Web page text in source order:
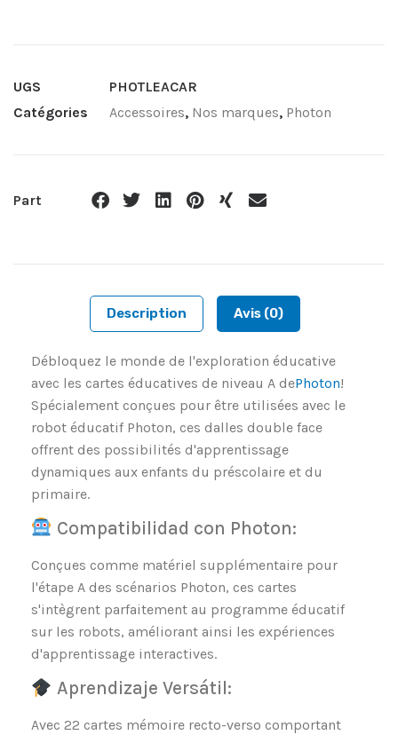
UGS
PHOTLEACAR
Catégories
Accessoires, Nos marques, Photon
Part
Description Avis (0)
Débloquez le monde de l'exploration éducative
avec les cartes éducatives de niveau A dePhoton!
Spécialement conçues pour être utilisées avec le
robot éducatif Photon, ces dalles double face
offrent des possibilités d'apprentissage
dynamiques aux enfants du préscolaire et du
primaire.
Compatibilidad con Photon:
Conçues comme matériel supplémentaire pour
l'étape A des scénarios Photon, ces cartes
s'intègrent parfaitement au programme éducatif
sur les robots, améliorant ainsi les expériences
d'apprentissage interactives.
Aprendizaje Versátil:
Avec 22 cartes mémoire recto-verso comportant